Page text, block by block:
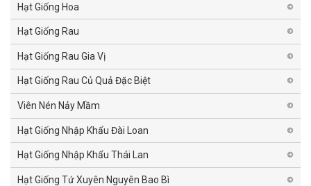
Hạt Giống Hoa
Hạt Giống Rau
Hạt Giống Rau Gia Vị
Hạt Giống Rau Củ Quả Đặc Biệt
Viên Nén Nảy Mầm
Hạt Giống Nhập Khẩu Đài Loan
Hạt Giống Nhập Khẩu Thái Lan
Hạt Giống Tứ Xuyên Nguyên Bao Bì